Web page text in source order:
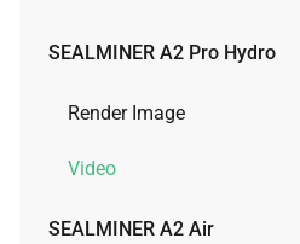
Render Image
Video
SEALMINER A2 Pro Hydro
Render Image
Video
SEALMINER A2 Air